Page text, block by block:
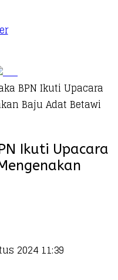
BPN Ikuti Upacara
Baju Adat Betawi
Ikuti Upacara
2024 11:39